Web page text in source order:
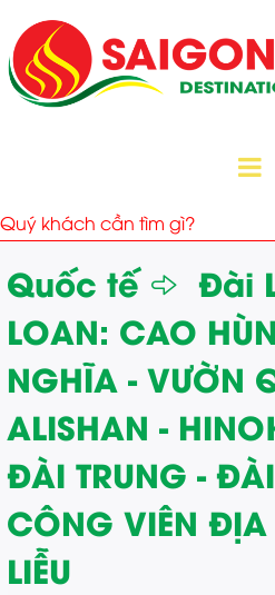
Quốc tế Đài
LOAN: CAO
NGHĨA - VƯỜN
ALISHAN -
ĐÀI TRUNG -
CÔNG VIÊN
LIỄU